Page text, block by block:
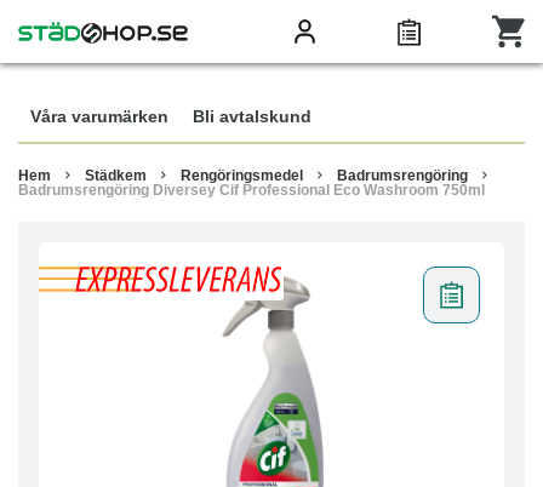
Våra varumärken Bli avtalskund
Hem Städkem Rengöringsmedel
Badrumsrengöring
Badrumsrengöring Diversey Cif Professional Eco Washroom 750ml